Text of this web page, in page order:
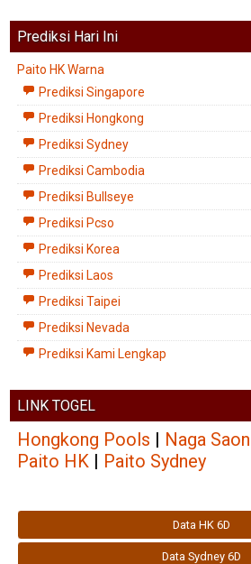
Prediksi Hari Ini
Paito HK Warna
Prediksi Singapore
Prediksi Hongkong
Prediksi Sydney
Prediksi Cambodia
Prediksi Bullseye
Prediksi Pcso
Prediksi Korea
Prediksi Laos
Prediksi Taipei
Prediksi Nevada
Prediksi Kami Lengkap
LINK TOGEL
Hongkong Pools | Naga Saon
Paito HK | Paito Sydney
Data HK 6D
Data Sydney 6D